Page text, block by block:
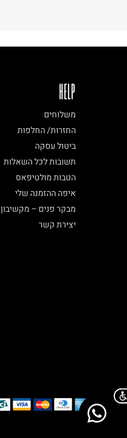
HELP
משלוחים
החזרות/ החלפות
ביטול עסקה
תשובות לכל השאלות
הטבות מולטיפאס
איפה ההזמנה שלי
מבקר פנים – מקשיבון
יצירת קשר
Chat on WhatsApp